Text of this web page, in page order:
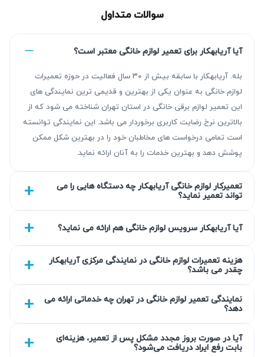
مزیت‌ آریابهکار برای تعمیر ماکروفر سامسونگ در
شرق تهران
آریابهکار با بیش از ۳۰ سال سابقه در حوزه تعمیرات تخصصی
لوازم خانگی، خدماتی مطمئن و با کیفیت در زمینه
ماکروفر سامسونگارائه می‌دهد. نتیجه کار با عیب‌یابی دقیق و
کتبی ۹۰ روزه هستند تا آسودگی خاطر مشتریان فراهم آید.
گارانتی کتبی خدمات
کتبی ۹۰ روزه همراه است که از کیفیت خدمات اطمینان دارد.
این گارانتی شامل قطعات تعویضی و فرآیند تعمیر می‌شود. به
همین دلیل مشتریان می‌توانند با اعتماد کامل تعمیر ماکروفر
سامسونگ در شرق تهران را به ما بسپارند.
سوالات متداول
آیا آریابهکار برای تعمیر لوازم خانگی معتبر است؟
بله. آریابهکار با سابقه بیش از ۳۰ سال فعالیت در حوزه تعمیرات
لوازم خانگی به عنوان یکی از بهترین و قدیمی ترین نمایندگی های
این تعمیر لوازم برقی خانگی در استان تهران شناخته می شود که از
بالاترین نرخ رضایت کاربری برخوردار می باشد. این نمایندگی توانسته
است تمامی درخواست های مخاطبان خود را در بهترین شکل ممکن
پوشش دهد و بهترین خدمات را به آنان ارائه نماید.
تعمیرکار لوازم خانگی آریابهکار چه دستگاه هایی را می
تواند تعمیر نماید؟
آیا آریابهکار سرویس لوازم خانگی هم ارائه می نماید؟
هزینه تعمیرات لوازم خانگی در نمایندگی مرکزی آریابهکار
چقدر می باشد؟
نمایندگی تعمیر لوازم خانگی در تهران چه خدماتی ارائه می
دهد؟
آیا در صورت بروز مجدد مشکل پس از تعمیر، هزینه‌ای
بابت رفع ایراد دریافت می‌شود؟